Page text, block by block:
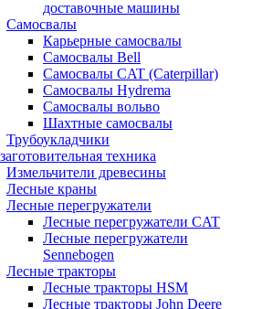
доставочные машины
Самосвалы
Карьерные самосвалы
Самосвалы Bell
Самосвалы CAT (Caterpillar)
Самосвалы Hydrema
Самосвалы вольво
Шахтные самосвалы
Трубоукладчики
техника
Измельчители древесины
Лесные краны
Лесные перегружатели
Лесные перегружатели CAT
Лесные перегружатели
Sennebogen
Лесные тракторы
Лесные тракторы HSM
Лесные тракторы John Deere